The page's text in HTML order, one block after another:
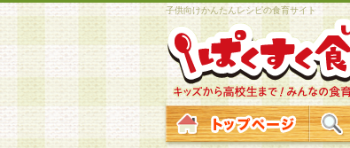
子供向けかんたんレシピの食育サイト